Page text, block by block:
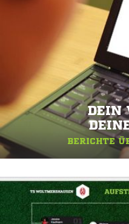
DEIN
BERICHTE